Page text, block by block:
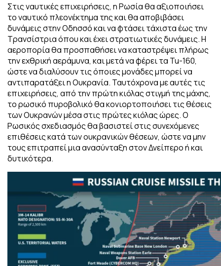
Στις ναυτικές επιχειρήσεις, η Ρωσία θα αξιοποιήσει
το ναυτικό πλεονέκτημα της και θα αποβιβάσει
δυνάμεις στην Οδησσό και να φτάσει τάχιστα έως την
Τρανσίστρια όπου και έχει στρατιωτικές δυνάμεις. Η
αεροπορία θα προσπαθήσει να καταστρέψει πλήρως
την εχθρική αεράμυνα, και μετά να φέρει τα Tu-160,
ώστε να διαλύσουν τις όποιες μονάδες μπορεί να
αντιπαρατάξει η Ουκρανία. Ταυτόχρονα με αυτές τις
επιχειρήσεις, από την πρώτη κιόλας στιγμή της μάχης,
το ρωσικό πυροβολικό θα κονιορτοποιήσει τις θέσεις
των Ουκρανών μέσα στις πρώτες κιόλας ώρες. Ο
Ρωσικός σχεδιασμός θα βασιστεί στις συνεχόμενες
επιθέσεις κατά των ουκρανικών θέσεων, ώστε να μην
τους επιτραπεί μια ανασύνταξη στον Δνείπερο ή και
δυτικότερα.